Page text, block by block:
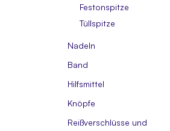
Festonspitze
Tüllspitze
Nadeln
Band
Hilfsmittel
Knöpfe
Reißverschlüsse und